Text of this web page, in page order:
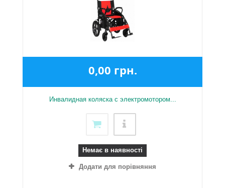
0,00 грн.
Инвалидная коляска с электромотором...
Немає в наявності
Додати для порівняння